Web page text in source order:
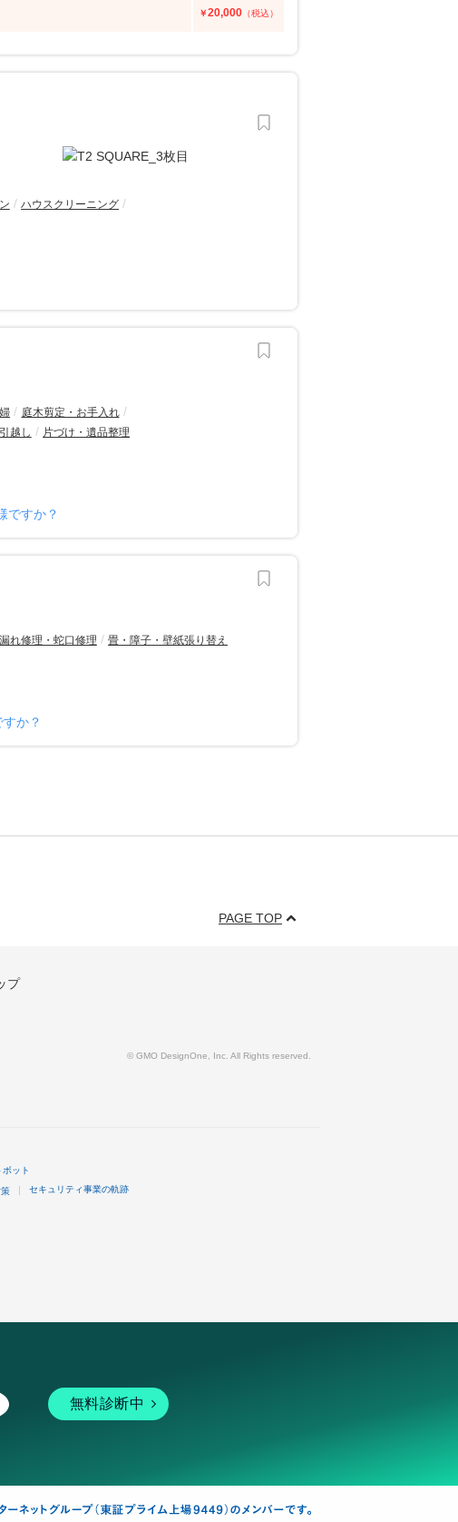
￥20,000 （税込）
ハウスクリーニング
庭木剪定・お手入れ
越し 片づけ・遺品整理
ですか？
れ修理・蛇口修理 畳・障子・壁紙張り替え
か？
PAGE TOP
プ
© GMO DesignOne, Inc. All Rights reserved.
ット
セキュリティ事業の軌跡
無料診断中